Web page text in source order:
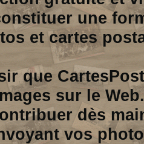
une
et cartes
que
sur le Web.
dès
vos